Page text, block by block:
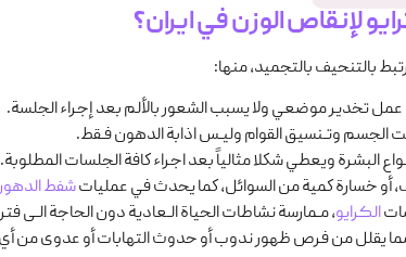
لإنقاص الوزن في ایران؟
بالتنحيف بالتجميد، منها:
عمل تخدير موضعي ولا يسبب الشعور بالألم بعد إجراء الجلسة.
الجسم وتـنسيق القوام وليـس اذابة الدهون فـقط.
البشرة ويعطي شكلا مثالياً بعد اجراء كافة الجلسات المطلوبة.
أو خسارة كمية من السوائل، كما يحدث في عملياتشفط الدهون
الکرایو، مـمارسة نشاطات الحياة الـعادية دون الحاجة الـى
مما يقلل من فرص ظهور ندوب أو حدوث التهابات أو عدوى من